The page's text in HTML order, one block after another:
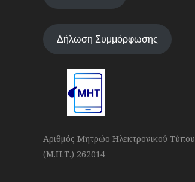
Δήλωση Συμμόρφωσης
Αριθμός Μητρώο Ηλεκτρονικού Τύπου
(Μ.Η.Τ.) 262014